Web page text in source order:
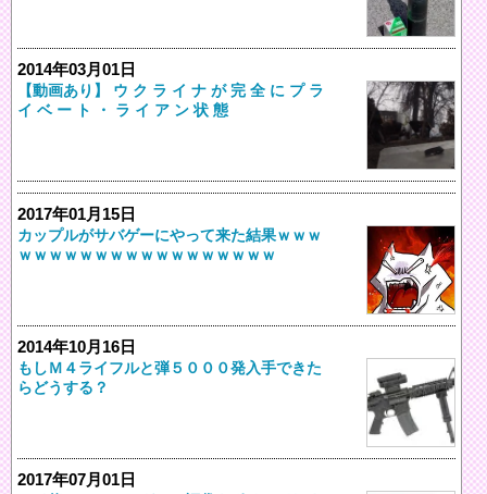
2014年03月01日
【動画あり】 ウ ク ラ イ ナ が 完 全 に プ ラ
イ ベ ー ト ・ ラ イ ア ン 状 態
2017年01月15日
カップルがサバゲーにやって来た結果ｗｗｗ
ｗｗｗｗｗｗｗｗｗｗｗｗｗｗｗｗｗ
2014年10月16日
もしＭ４ライフルと弾５０００発入手できた
らどうする？
2017年07月01日